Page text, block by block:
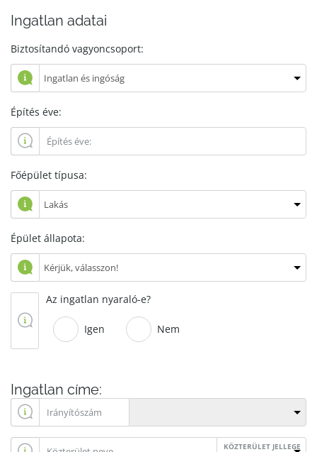
Ingatlan adatai
Biztosítandó vagyoncsoport:
Építés éve:
Főépület típusa:
Épület állapota:
Az ingatlan nyaraló-e?
Igen Nem
Ingatlan címe:
KÖZTERÜLET JELLEGE